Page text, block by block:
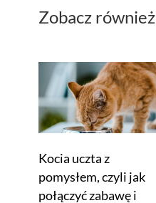
Zobacz również
Kocia uczta z
pomysłem, czyli jak
połączyć zabawę i